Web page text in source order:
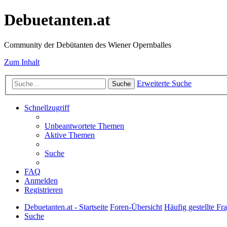
Debuetanten.at
Community der Debütanten des Wiener Opernballes
Zum Inhalt
Suche Erweiterte Suche
Schnellzugriff
Unbeantwortete Themen
Aktive Themen
Suche
FAQ
Anmelden
Registrieren
Debuetanten.at - Startseite Foren-Übersicht Häufig gestellte
Suche